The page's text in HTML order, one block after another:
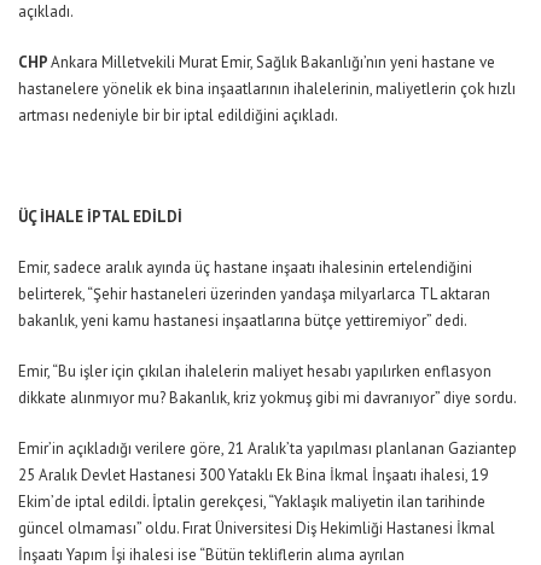
açıkladı.
CHPAnkara Milletvekili Murat Emir, Sağlık Bakanlığı’nın yeni hastane ve
hastanelere yönelik ek bina inşaatlarının ihalelerinin, maliyetlerin çok hızlı
artması nedeniyle bir bir iptal edildiğini açıkladı.
ÜÇ İHALE İPTAL EDİLDİ
Emir, sadece aralık ayında üç hastane inşaatı ihalesinin ertelendiğini
belirterek, “Şehir hastaneleri üzerinden yandaşa milyarlarca TL aktaran
bakanlık, yeni kamu hastanesi inşaatlarına bütçe yettiremiyor” dedi.
Emir, “Bu işler için çıkılan ihalelerin maliyet hesabı yapılırken enflasyon
dikkate alınmıyor mu? Bakanlık, kriz yokmuş gibi mi davranıyor” diye sordu.
Emir’in açıkladığı verilere göre, 21 Aralık’ta yapılması planlanan Gaziantep
25 Aralık Devlet Hastanesi 300 Yataklı Ek Bina İkmal İnşaatı ihalesi, 19
Ekim’de iptal edildi. İptalin gerekçesi, “Yaklaşık maliyetin ilan tarihinde
güncel olmaması” oldu. Fırat Üniversitesi Diş Hekimliği Hastanesi İkmal
İnşaatı Yapım İşi ihalesi ise “Bütün tekliflerin alıma ayrılan